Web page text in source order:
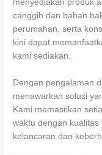
menyediakan produk
canggih dan bahan
perumahan, serta
kini dapat
kami sediakan.
Dengan pengalaman
menawarkan solusi
Kami memastikan
waktu dengan
kelancaran dan